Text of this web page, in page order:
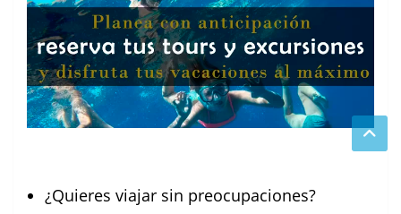
¿Quieres viajar sin preocupaciones?